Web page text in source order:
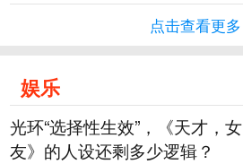
点击查看更多
娱乐
光环“选择性生效”，《天才，女
友》的人设还剩多少逻辑？